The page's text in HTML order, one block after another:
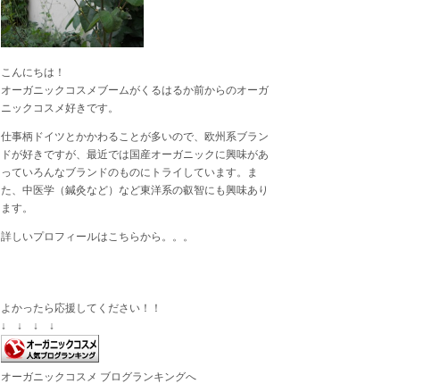
こんにちは！
オーガニックコスメブームがくるはるか前からのオーガ
ニックコスメ好きです。
仕事柄ドイツとかかわることが多いので、欧州系ブラン
ドが好きですが、最近では国産オーガニックに興味があ
っていろんなブランドのものにトライしています。ま
た、中医学（鍼灸など）など東洋系の叡智にも興味あり
ます。
詳しいプロフィールはこちらから。。。
よかったら応援してください！！
↓ ↓ ↓ ↓
オーガニックコスメ ブログランキングへ